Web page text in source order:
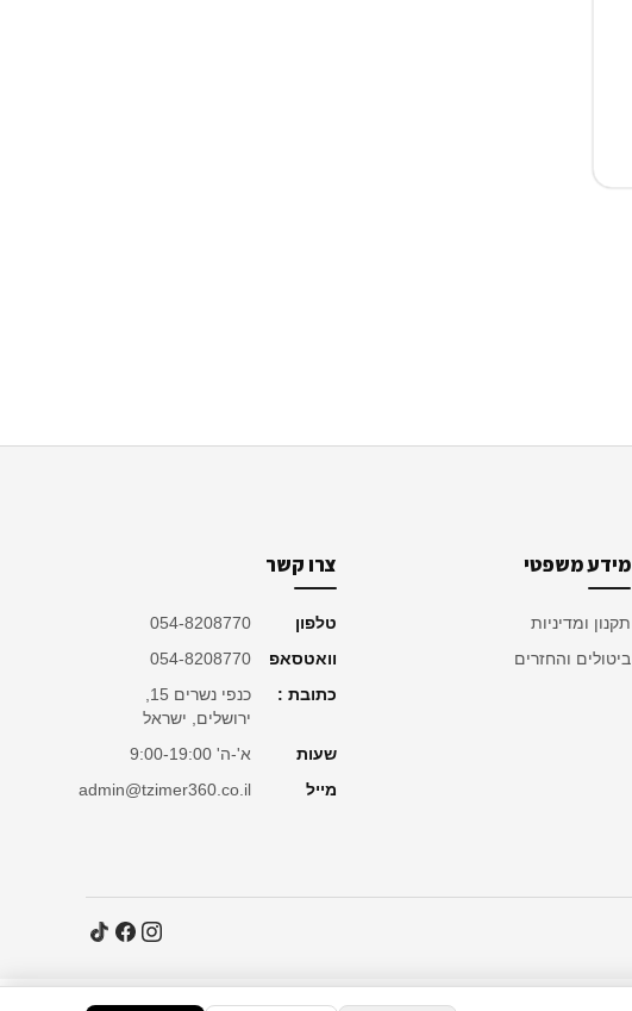
מידע משפטי
תקנון ומדיניות
ביטולים והחזרים
צרו קשר
טלפון
054-8208770
וואטסאפ
054-8208770
כתובת :
ירושלים, ישראל
שעות
א'-ה' 9:00-19:00
מייל
admin@tzimer360.co.il